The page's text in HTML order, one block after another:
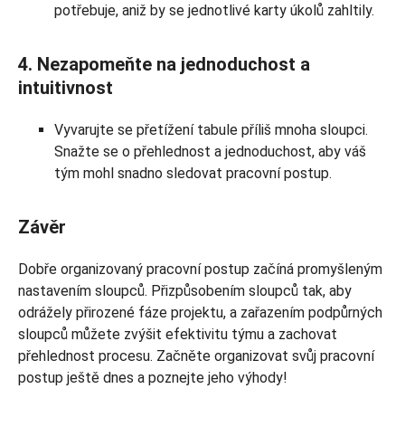
potřebuje, aniž by se jednotlivé karty úkolů zahltily.
4. Nezapomeňte na jednoduchost a
intuitivnost
Vyvarujte se přetížení tabule příliš mnoha sloupci.
Snažte se o přehlednost a jednoduchost, aby váš
tým mohl snadno sledovat pracovní postup.
Závěr
Dobře organizovaný pracovní postup začíná promyšleným
nastavením sloupců. Přizpůsobením sloupců tak, aby
odrážely přirozené fáze projektu, a zařazením podpůrných
sloupců můžete zvýšit efektivitu týmu a zachovat
přehlednost procesu. Začněte organizovat svůj pracovní
postup ještě dnes a poznejte jeho výhody!